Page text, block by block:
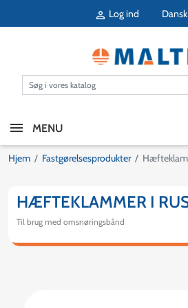
 Log ind Dansk
MENU
Hjem Fastgørelsesprodukter
HÆFTEKLAMMER I
Til brug med omsnøringsbånd